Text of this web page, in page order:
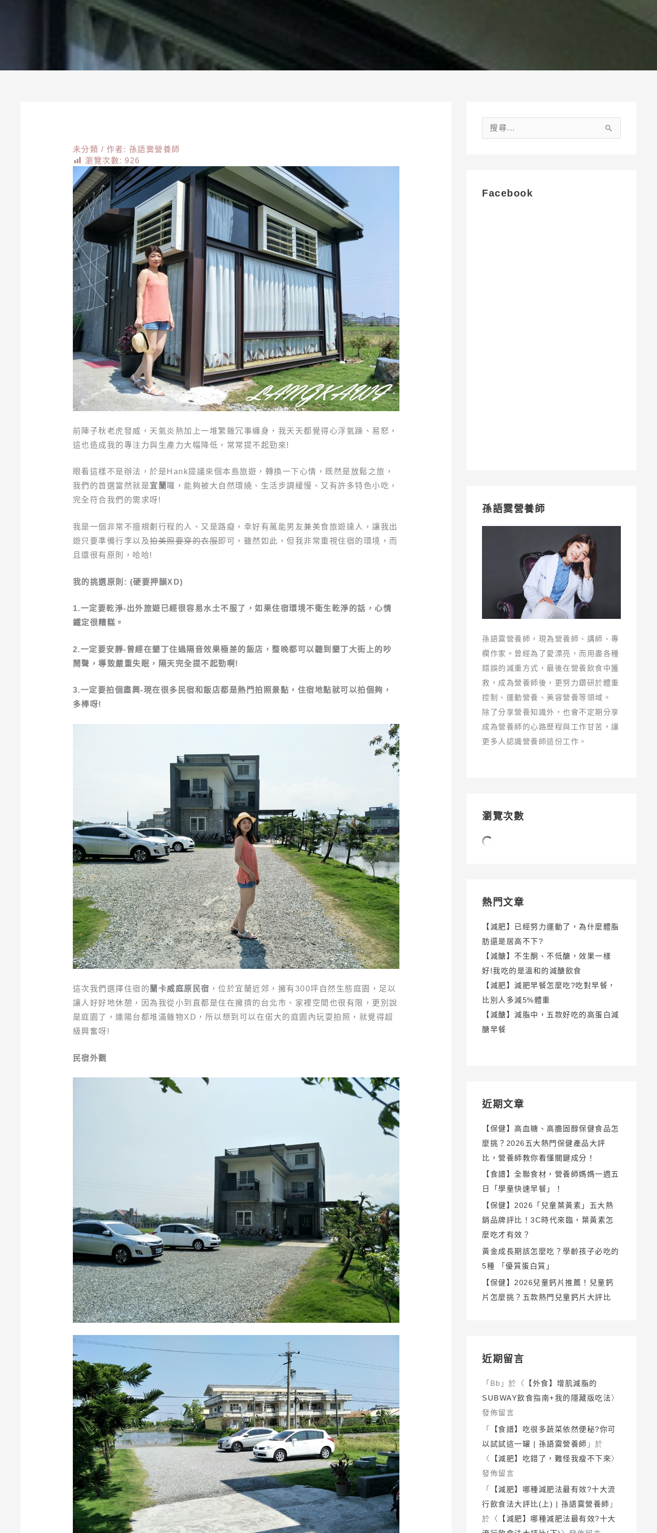
未分類 / 作者: 孫語霙營養師
瀏覽次數: 926
前陣子秋老虎發威，天氣炎熱加上一堆繁雜冗事纏身，我天天都覺得心浮氣躁、易怒，
這也造成我的專注力與生產力大幅降低，常常提不起勁來!
眼看這樣不是辦法，於是Hank提議來個本島旅遊，轉換一下心情，既然是放鬆之旅，
我們的首選當然就是宜蘭 囉，能夠被大自然環繞、生活步調緩慢、又有許多特色小吃，
完全符合我們的需求呀!
我是一個非常不擅規劃行程的人、又是路癡，幸好有萬能男友兼美食旅遊達人，讓我出
遊只要準備行李以及拍美照要穿的衣服即可，雖然如此，但我非常重視住宿的環境，而
且還很有原則，哈哈!
我的挑選原則: (硬要押韻XD)
1.一定要乾淨-出外旅遊已經很容易水土不服了，如果住宿環境不衛生乾淨的話，心情
鐵定很糟糕。
2.一定要安靜-曾經在墾丁住過隔音效果極差的飯店，整晚都可以聽到墾丁大街上的吵
鬧聲，導致嚴重失眠，隔天完全提不起勁啊!
3.一定要拍個盡興-現在很多民宿和飯店都是熱門拍照景點，住宿地點就可以拍個夠，
多棒呀!
這次我們選擇住宿的 蘭卡威庭原民宿 ，位於宜蘭近郊，擁有300坪自然生態庭園，足以
讓人好好地休憩，因為我從小到直都是住在擁擠的台北市、家裡空間也很有限，更別說
是庭園了，連陽台都堆滿雜物XD，所以想到可以在偌大的庭園內玩耍拍照，就覺得超
級興奮呀!
民宿外觀
字
Facebook
孫語霙營養師
孫語霙營養師，現為營養師、講師、專
欄作家。曾經為了愛漂亮，而用盡各種
錯誤的減重方式，最後在營養飲食中獲
救，成為營養師後，更努力鑽研於體重
控制、運動營養、美容營養等領域。
除了分享營養知識外，也會不定期分享
成為營養師的心路歷程與工作甘苦，讓
更多人認識營養師這份工作。
瀏覽次數
熱門文章
【減肥】已經努力運動了，為什麼體脂
肪還是居高不下?
【減醣】不生酮、不低醣，效果一樣
好!我吃的是溫和的減醣飲食
【減肥】減肥早餐怎麼吃?吃對早餐，
比別人多減5%體重
【減醣】減脂中，五款好吃的高蛋白減
醣早餐
近期文章
【保健】高血糖、高膽固醇保健食品怎
麼挑？2026五大熱門保健產品大評
比，營養師教你看懂關鍵成分！
【食譜】全聯食材，營養師媽媽一週五
日「學童快速早餐」！
【保健】2026「兒童葉黃素」五大熱
銷品牌評比！3C時代來臨，葉黃素怎
麼吃才有效？
黃金成長期該怎麼吃？學齡孩子必吃的
5種 「優質蛋白質」
【保健】2026兒童鈣片推薦！兒童鈣
片怎麼挑？五款熱門兒童鈣片大評比
近期留言
「 Bb 」於〈
【外食】增肌減脂的
SUBWAY飲食指南+我的隱藏版吃法〉
發佈留言
「
【食譜】吃很多蔬菜依然便秘?你可
以試試這一罐 | 孫語霙營養師 」於
〈
【減肥】吃錯了，難怪我瘦不下來〉
發佈留言
「
【減肥】哪種減肥法最有效?十大流
行飲食法大評比(上) | 孫語霙營養師 」
於〈
【減肥】哪種減肥法最有效?十大